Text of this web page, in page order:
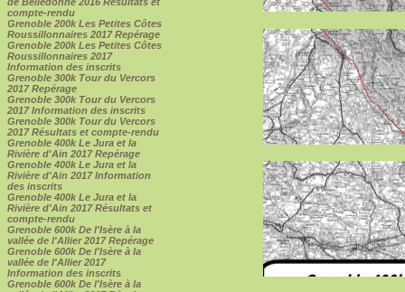
compte-rendu
Grenoble 200k Les Petites Côtes
Roussillonnaires 2017 Repérage
Grenoble 200k Les Petites Côtes
Roussillonnaires 2017
Information des inscrits
Grenoble 300k Tour du Vercors
2017 Repérage
Grenoble 300k Tour du Vercors
2017 Information des inscrits
Grenoble 300k Tour du Vercors
2017 Résultats et compte-rendu
Grenoble 400k Le Jura et la
Rivière d'Ain 2017 Repérage
Grenoble 400k Le Jura et la
Rivière d'Ain 2017 Information
des inscrits
Grenoble 400k Le Jura et la
Rivière d'Ain 2017 Résultats et
compte-rendu
Grenoble 600k De l'Isère à la
vallée de l'Allier 2017 Repérage
Grenoble 600k De l'Isère à la
vallée de l'Allier 2017
Information des inscrits
Grenoble 600k De l'Isère à la